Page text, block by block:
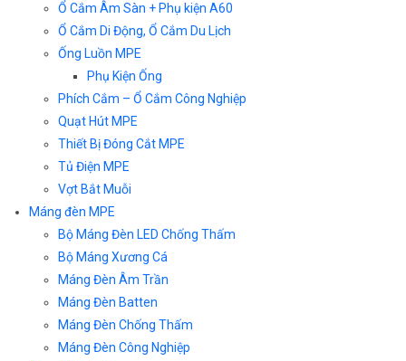
Ổ Cắm Âm Sàn + Phụ kiện A60
Ổ Cắm Di Động, Ổ Cắm Du Lịch
Ống Luồn MPE
Phụ Kiện Ống
Phích Cắm – Ổ Cắm Công Nghiệp
Quạt Hút MPE
Thiết Bị Đóng Cắt MPE
Tủ Điện MPE
Vợt Bắt Muỗi
Máng đèn MPE
Bộ Máng Đèn LED Chống Thấm
Bộ Máng Xương Cá
Máng Đèn Âm Trần
Máng Đèn Batten
Máng Đèn Chống Thấm
Máng Đèn Công Nghiệp